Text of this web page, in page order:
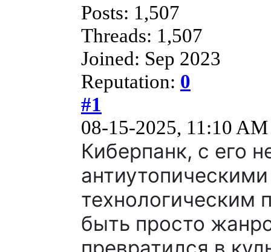
Posts: 1,507
Threads: 1,507
Joined: Sep 2023
Reputation: 0
#1
08-15-2025, 11:10 AM
Киберпанк, с его
технологическим
быть просто